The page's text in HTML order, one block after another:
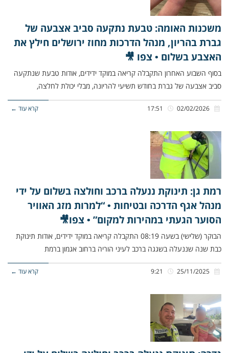
משכנות האומה: טבעת נתקעה סביב אצבעה של
גברת בהריון, מנהל הדרכות מחוז ירושלים חילץ את
האצבע בשלום • צפו 🎥
בסוף השבוע האחרון התקבלה קריאה במוקד ידידים, אודות טבעת שנתקעה
סביב אצבעה של גברת בחודש תשיעי להריונה, מבלי יכולת לחלצה,
קרא עוד ←
רמת גן: תינוקת ננעלה ברכב וחולצה בשלום על ידי
מנהל אגף הדרכה ובטיחות • “למרות מזג האוויר
הסוער הגעתי במהירות למקום” • צפו🎥
הבוקר (שלישי) בשעה 08:19 התקבלה קריאה במוקד ידידים, אודות תינוקת
כבת שנה שננעלה בשגגה ברכב לעיני הוריה ברחוב אגמון ברמת
קרא עוד ←